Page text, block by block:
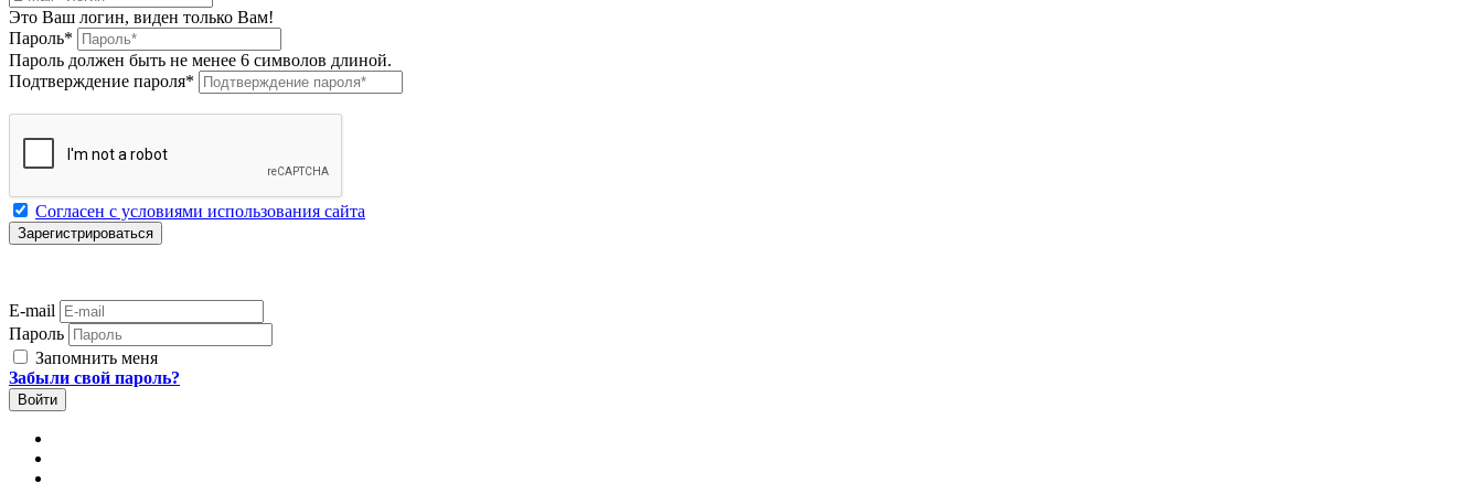
Это Ваш логин, виден только Вам!
Пароль*
Пароль должен быть не менее 6 символов длиной.
Подтверждение пароля*
Согласен с условиями использования сайта
E-mail
Пароль
Запомнить меня
Забыли свой пароль?